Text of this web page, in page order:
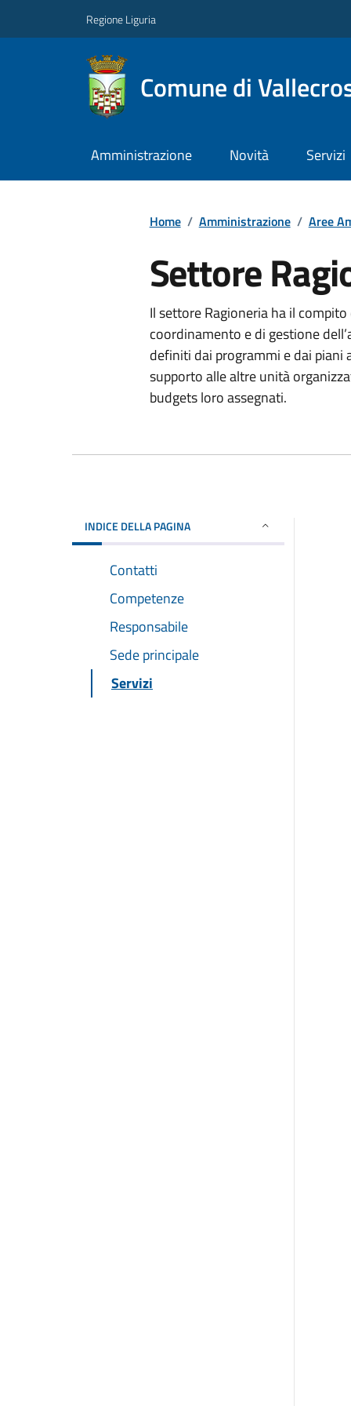
Regione Liguria
Comune di
Amministrazione Novità Servizi
Home / Amministrazione / Aree
Settore
Il settore Ragioneria ha il
coordinamento e di gestione
definiti dai programmi e dai piani
supporto alle altre unità
budgets loro assegnati.
INDICE DELLA PAGINA
Contatti
Competenze
Responsabile
Sede principale
Servizi